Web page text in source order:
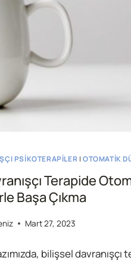
PSIKOTERAPILER | OTOMATIK
Terapide
Başa Çıkma
Mart 27, 2023
bilişsel